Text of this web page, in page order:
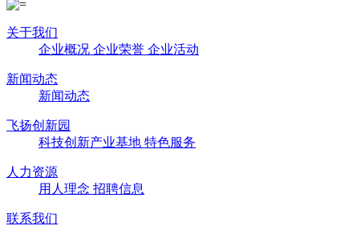
关于我们
企业概况 企业荣誉 企业活动
新闻动态
新闻动态
飞扬创新园
科技创新产业基地 特色服务
人力资源
用人理念 招聘信息
联系我们